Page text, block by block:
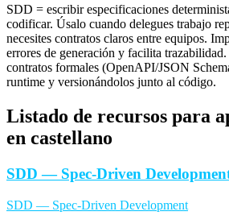
SDD = escribir especificaciones
codificar. Úsalo cuando delegues trabajo
necesites contratos claros entre equipos.
errores de generación y facilita
contratos formales (OpenAPI/JSON
runtime y versionándolos junto al código.
Listado de recursos para
en castellano
SDD — Spec-Driven
SDD — Spec-Driven Development